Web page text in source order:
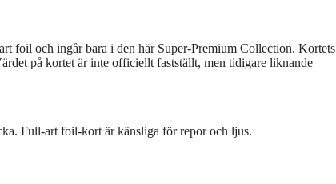
foil och ingår bara i den här Super‑Premium Collection. Kortets
på kortet är inte officiellt fastställt, men tidigare liknande
Full‑art foil‑kort är känsliga för repor och ljus.